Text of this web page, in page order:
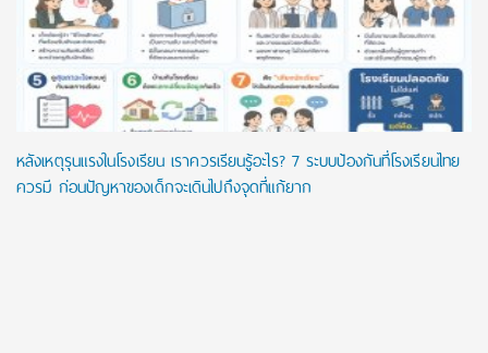
หลังเหตุรุนแรงในโรงเรียน เราควรเรียนรู้อะไร? 7 ระบบป้องกันที่โรงเรียนไทย
ควรมี ก่อนปัญหาของเด็กจะเดินไปถึงจุดที่แก้ยาก